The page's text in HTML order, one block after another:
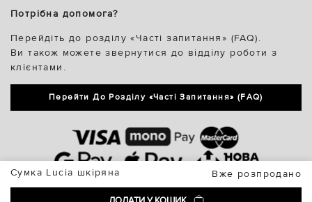
Сумка Lucia шкіряна Вже розпродано
Потрібна допомога?
Перейдіть до розділу «Часті запитання» (FAQ).
Ви також можете звернутися до відділу роботи з
клієнтами.
Перейти До Розділу «Часті Запитання» (FAQ)